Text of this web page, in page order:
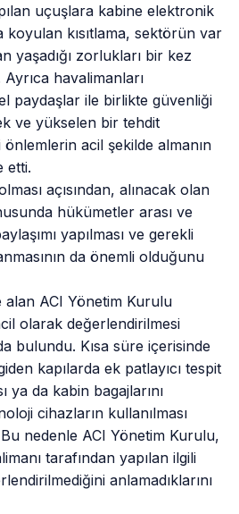
uçuşlara kabine elektronik
koyulan kısıtlama, sektörün var
yaşadığı zorlukları bir kez
havalimanları
paydaşlar ile birlikte güvenliği
ve yükselen bir tehdit
acil şekilde almanın
etti.
açısından, alınacak olan
hükümetler arası ve
yapılması ve gerekli
da önemli olduğunu
alan ACI Yönetim Kurulu
olarak değerlendirilmesi
bulundu. Kısa süre içerisinde
kapılarda ek patlayıcı tespit
ya da kabin bagajlarını
cihazların kullanılması
nedenle ACI Yönetim Kurulu,
tarafından yapılan ilgili
anlamadıklarını